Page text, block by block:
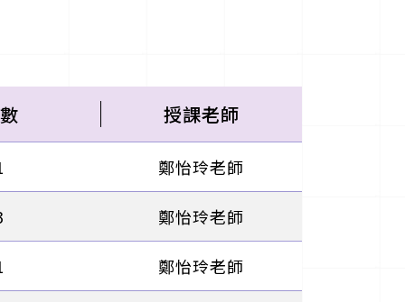
授課老師
鄭怡玲老師
鄭怡玲老師
鄭怡玲老師